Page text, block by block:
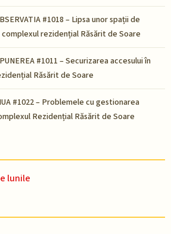
#1018 – Lipsa unor spații de
rezidențial Răsărit de Soare
#1011 – Securizarea accesului în
Răsărit de Soare
#1022 – Problemele cu gestionarea
Rezidențial Răsărit de Soare
lunile